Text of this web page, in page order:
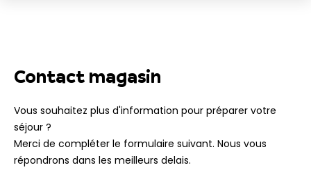
Contact magasin
Vous souhaitez plus d'information pour préparer votre
séjour ?
Merci de compléter le formulaire suivant. Nous vous
répondrons dans les meilleurs delais.